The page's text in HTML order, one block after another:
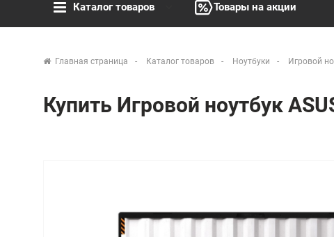
Каталог товаров Товары на акции
Главная страница Каталог товаров Ноутбуки Игровой
Купить Игровой ноутбук